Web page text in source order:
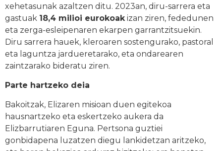
xehetasunak azaltzen ditu. 2023an, diru-sarrera eta
gastuak 18,4 milioi eurokoakizan ziren, fededunen
eta zerga-esleipenaren ekarpen garrantzitsuekin.
Diru sarrera hauek, kleroaren sostengurako, pastoral
eta laguntza jardueretarako, eta ondarearen
zaintzarako bideratu ziren.
Parte hartzeko deia
Bakoitzak, Elizaren misioan duen egitekoa
hausnartzeko eta eskertzeko aukera da
Elizbarrutiaren Eguna. Pertsona guztiei
gonbidapena luzatzen diegu lankidetzan aritzeko,